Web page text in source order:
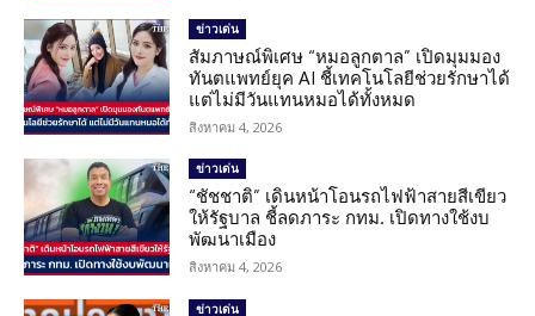
ข่าวเด่น
สัมภาษณ์พิเศษ “หมอลูกตาล” เปิดมุมมอง
ทันตแพทย์ยุค AI ชี้เทคโนโลยีช่วยรักษาได้
แต่ไม่มีวันแทนหมอได้ทั้งหมด
สิงหาคม 4, 2026
ข่าวเด่น
“ชัชชาติ” เดินหน้าโอนรถไฟฟ้าสายสีเขียว
ให้รัฐบาล ชี้ลดภาระ กทม. เปิดทางใช้งบ
พัฒนาเมือง
สิงหาคม 4, 2026
ข่าวเด่น